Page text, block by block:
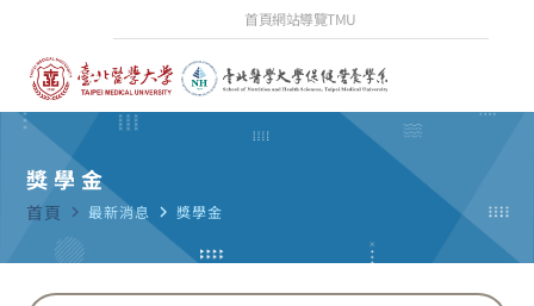
首頁網站導覽TMU
獎學金
首頁 navigate_next 最新消息 navigate_next 獎學金